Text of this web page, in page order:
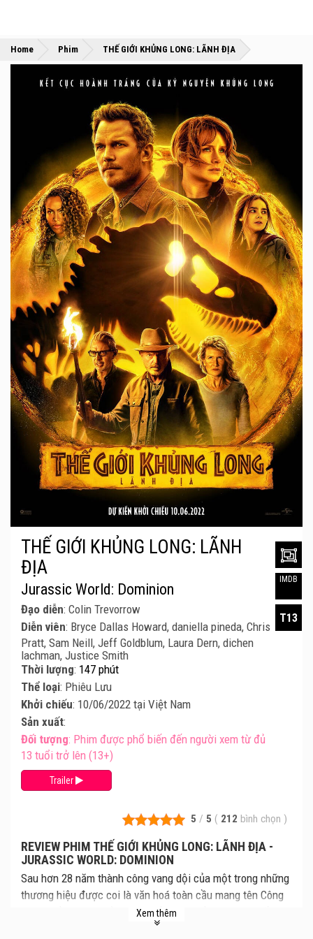
Home »
Phim »
THẾ GIỚI KHỦNG LONG: LÃNH ĐỊA
5 / 5 ( 212 bình chọn )
REVIEW PHIM THẾ GIỚI KHỦNG LONG: LÃNH ĐỊA -
JURASSIC WORLD: DOMINION
Sau hơn 28 năm thành công vang dội của một trong những
thương hiệu được coi là văn hoá toàn cầu mang tên Công
Viên Khủng Long, kỷ nguyên của loài khủng long sẽ kết
thúc với siêu bom tấn Thế Giới Khủng Long: Lãnh Địa.
Xem thêm
THẾ GIỚI KHỦNG LONG: LÃNH
ĐỊA
Jurassic World: Dominion
Đạo diễn: Colin Trevorrow
Diễn viên: Bryce Dallas Howard, daniella pineda, Chris
Pratt, Sam Neill, Jeff Goldblum, Laura Dern, dichen
lachman, Justice Smith
Thời lượng: 147 phút
Thể loại: Phiêu Lưu
Khởi chiếu: 10/06/2022 tại Việt Nam
Sản xuất:
Đối tượng: Phim được phổ biến đến người xem từ đủ
13 tuổi trở lên (13+)
Trailer
IMDB
T13